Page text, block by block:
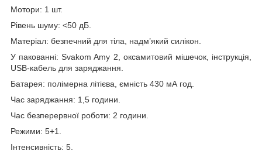
Мотори: 1 шт.
Рівень шуму: <50 дБ.
Матеріал: безпечний для тіла, надм’який силікон.
У пакованні: Svakom Amy 2, оксамитовий мішечок, інструкція,
USB-кабель для заряджання.
Батарея: полімерна літієва, ємність 430 мА год.
Час заряджання: 1,5 години.
Час безперервної роботи: 2 години.
Режими: 5+1.
Інтенсивність: 5.